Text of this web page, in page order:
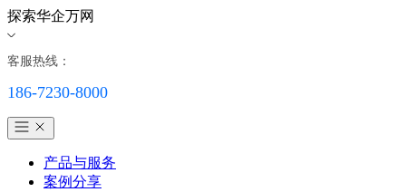
探索华企万网
客服热线：
186-7230-8000
产品与服务
案例分享